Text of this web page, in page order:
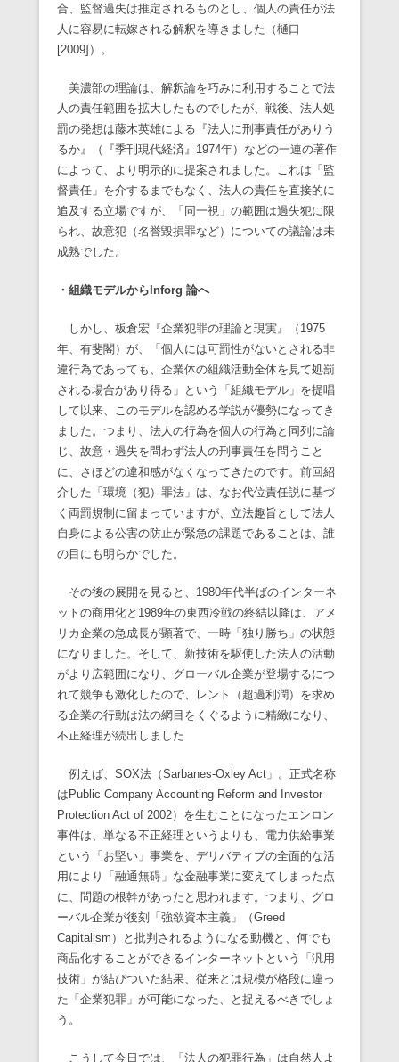
合、監督過失は推定されるものとし、個人の責任が法
人に容易に転嫁される解釈を導きました（樋口
[2009]）。
美濃部の理論は、解釈論を巧みに利用することで法
人の責任範囲を拡大したものでしたが、戦後、法人処
罰の発想は藤木英雄による『法人に刑事責任がありう
るか』（『季刊現代経済』1974年）などの一連の著作
によって、より明示的に提案されました。これは「監
督責任」を介するまでもなく、法人の責任を直接的に
追及する立場ですが、「同一視」の範囲は過失犯に限
られ、故意犯（名誉毀損罪など）についての議論は未
成熟でした。
・組織モデルからInforg 論へ
しかし、板倉宏『企業犯罪の理論と現実』（1975
年、有斐閣）が、「個人には可罰性がないとされる非
違行為であっても、企業体の組織活動全体を見て処罰
される場合があり得る」という「組織モデル」を提唱
して以来、このモデルを認める学説が優勢になってき
ました。つまり、法人の行為を個人の行為と同列に論
じ、故意・過失を問わず法人の刑事責任を問うこと
に、さほどの違和感がなくなってきたのです。前回紹
介した「環境（犯）罪法」は、なお代位責任説に基づ
く両罰規制に留まっていますが、立法趣旨として法人
自身による公害の防止が緊急の課題であることは、誰
の目にも明らかでした。
その後の展開を見ると、1980年代半ばのインターネ
ットの商用化と1989年の東西冷戦の終結以降は、アメ
リカ企業の急成長が顕著で、一時「独り勝ち」の状態
になりました。そして、新技術を駆使した法人の活動
がより広範囲になり、グローバル企業が登場するにつ
れて競争も激化したので、レント（超過利潤）を求め
る企業の行動は法の網目をくぐるように精緻になり、
不正経理が続出しました
例えば、SOX法（Sarbanes-Oxley Act」。正式名称
はPublic Company Accounting Reform and Investor
Protection Act of 2002）を生むことになったエンロン
事件は、単なる不正経理というよりも、電力供給事業
という「お堅い」事業を、デリバティブの全面的な活
用により「融通無碍」な金融事業に変えてしまった点
に、問題の根幹があったと思われます。つまり、グロ
ーバル企業が後刻「強欲資本主義」（Greed
Capitalism）と批判されるようになる動機と、何でも
商品化することができるインターネットという「汎用
技術」が結びついた結果、従来とは規模が格段に違っ
た「企業犯罪」が可能になった、と捉えるべきでしょ
う。
こうして今日では、「法人の犯罪行為」は自然人よ